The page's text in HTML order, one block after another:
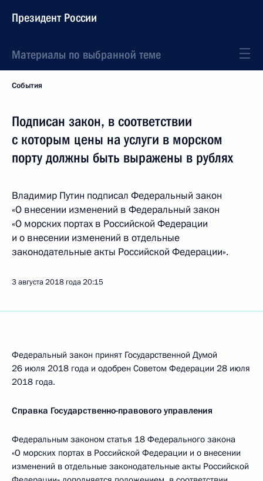
Президент России
Материалы по выбранной теме
События
Подписан закон, в соответствии
с которым цены на услуги в морском
порту должны быть выражены в рублях
Владимир Путин подписал Федеральный закон
«О внесении изменений в Федеральный закон
«О морских портах в Российской Федерации
и о внесении изменений в отдельные
законодательные акты Российской Федерации».
3 августа 2018 года20:15
Федеральный закон принят Государственной Думой
26 июля 2018 года и одобрен Советом Федерации 28 июля
2018 года.
Справка Государственно-правового управления
Федеральным законом статья 18 Федерального закона
«О морских портах в Российской Федерации и о внесении
изменений в отдельные законодательные акты Российской